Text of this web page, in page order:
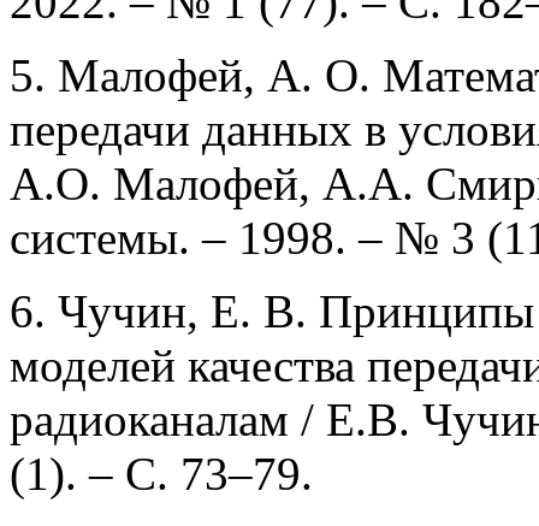
5. Малофей, А. О.
передачи данных в
А.О. Малофей, А.А.
системы. – 1998. – № 3
6. Чучин, Е. В. Принципы
моделей качества
радиоканалам / Е.В.
(1). – С. 73–79.